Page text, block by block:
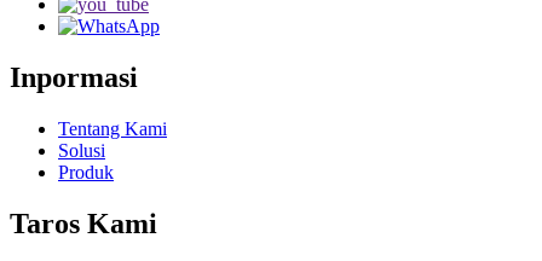
Inpormasi
Tentang Kami
Solusi
Produk
Taros Kami